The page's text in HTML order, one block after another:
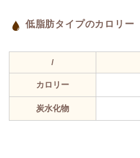
低脂肪タイプのカロリー
/
カロリー
炭水化物